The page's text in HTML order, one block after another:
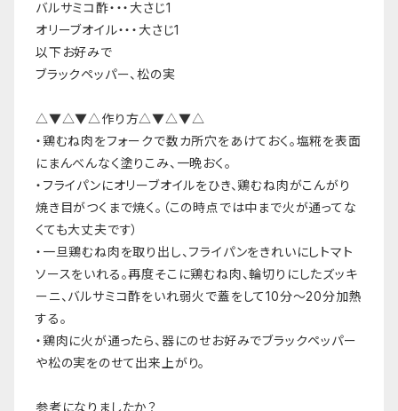
バルサミコ酢・・・大さじ1
オリーブオイル・・・大さじ1
以下お好みで
ブラックペッパー、松の実
△▼△▼△作り方△▼△▼△
・鶏むね肉をフォークで数カ所穴をあけておく。塩糀を表面
にまんべんなく塗りこみ、一晩おく。
・フライパンにオリーブオイルをひき、鶏むね肉がこんがり
焼き目がつくまで焼く。（この時点では中まで火が通ってな
くても大丈夫です）
・一旦鶏むね肉を取り出し、フライパンをきれいにしトマト
ソースをいれる。再度そこに鶏むね肉、輪切りにしたズッキ
ーニ、バルサミコ酢をいれ弱火で蓋をして10分〜20分加熱
する。
・鶏肉に火が通ったら、器にのせお好みでブラックペッパー
や松の実をのせて出来上がり。
参考になりましたか？